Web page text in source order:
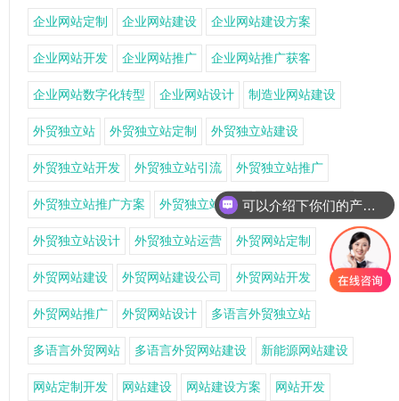
企业网站定制 企业网站建设 企业网站建设方案
企业网站开发 企业网站推广 企业网站推广获客
企业网站数字化转型 企业网站设计 制造业网站建设
外贸独立站 外贸独立站定制 外贸独立站建设
外贸独立站开发 外贸独立站引流 外贸独立站推广
外贸独立站推广方案 外贸独立站搭建 外贸独立站获客
外贸独立站设计 外贸独立站运营 外贸网站定制
外贸网站建设 外贸网站建设公司 外贸网站开发
外贸网站推广 外贸网站设计 多语言外贸独立站
多语言外贸网站 多语言外贸网站建设 新能源网站建设
网站定制开发 网站建设 网站建设方案 网站开发
可以介绍下你们的产品么